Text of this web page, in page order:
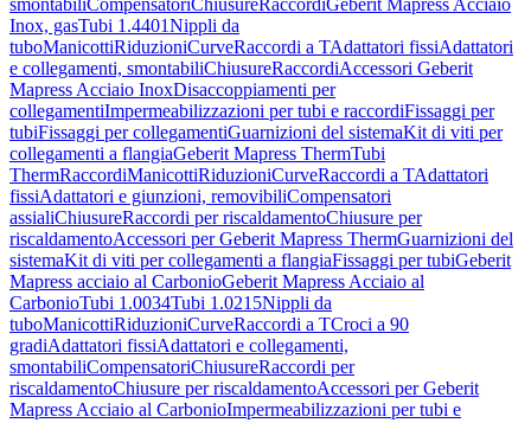
smontabiliCompensatoriChiusureRaccordiGeberit Mapress Acciaio
Inox, gasTubi 1.4401Nippli da
tuboManicottiRiduzioniCurveRaccordi a TAdattatori fissiAdattatori
e collegamenti, smontabiliChiusureRaccordiAccessori Geberit
Mapress Acciaio InoxDisaccoppiamenti per
collegamentiImpermeabilizzazioni per tubi e raccordiFissaggi per
tubiFissaggi per collegamentiGuarnizioni del sistemaKit di viti per
collegamenti a flangiaGeberit Mapress ThermTubi
ThermRaccordiManicottiRiduzioniCurveRaccordi a TAdattatori
fissiAdattatori e giunzioni, removibiliCompensatori
assialiChiusureRaccordi per riscaldamentoChiusure per
riscaldamentoAccessori per Geberit Mapress ThermGuarnizioni del
sistemaKit di viti per collegamenti a flangiaFissaggi per tubiGeberit
Mapress acciaio al CarbonioGeberit Mapress Acciaio al
CarbonioTubi 1.0034Tubi 1.0215Nippli da
tuboManicottiRiduzioniCurveRaccordi a TCroci a 90
gradiAdattatori fissiAdattatori e collegamenti,
smontabiliCompensatoriChiusureRaccordi per
riscaldamentoChiusure per riscaldamentoAccessori per Geberit
Mapress Acciaio al CarbonioImpermeabilizzazioni per tubi e